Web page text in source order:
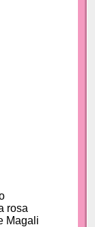
rosa
Magali